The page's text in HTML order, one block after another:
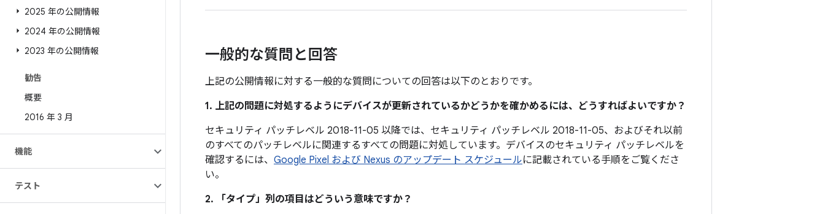
2025 年の公開情報
2024 年の公開情報
2023 年の公開情報
勧告
概要
2016 年 3 月
機能
テスト
一般的な質問と回答
上記の公開情報に対する一般的な質問についての回答は以下のとおりです。
1. 上記の問題に対処するようにデバイスが更新されているかどうかを確かめるには、どうすればよいですか？
セキュリティ パッチレベル 2018-11-05 以降では、セキュリティ パッチレベル 2018-11-05、およびそれ以前
のすべてのパッチレベルに関連するすべての問題に対処しています。デバイスのセキュリティ パッチレベルを
確認するには、 Google Pixel および Nexus のアップデート スケジュールに記載されている手順をご覧くださ
い。
2. 「タイプ」 列の項目はどういう意味ですか？